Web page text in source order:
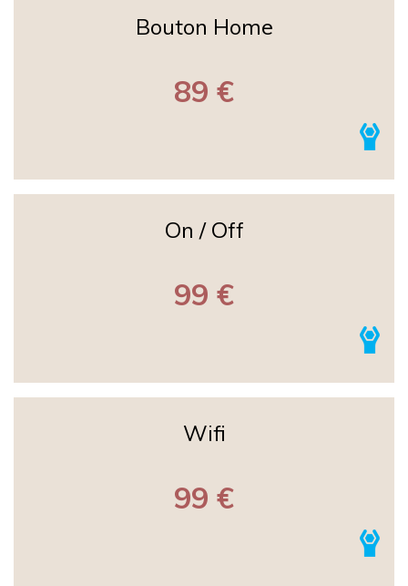
Bouton Home
89 €
On / Off
99 €
Wifi
99 €